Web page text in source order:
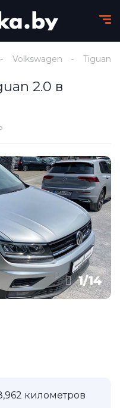
Volkswagen Tiguan
2.0 в
1/14
километров